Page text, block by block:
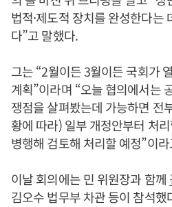
법적·제도적 장치를 완성한다는
다”고 말했다.
그는 “2월이든 3월이든 국회가
계획”이라며 “오늘 협의에서는
쟁점을 살펴봤는데 가능하면 전
황에 따라) 일부 개정안부터 처
병행해 검토해 처리할 예정”이
이날 회의에는 민 위원장과 함께
김오수 법무부 차관 등이 참석했